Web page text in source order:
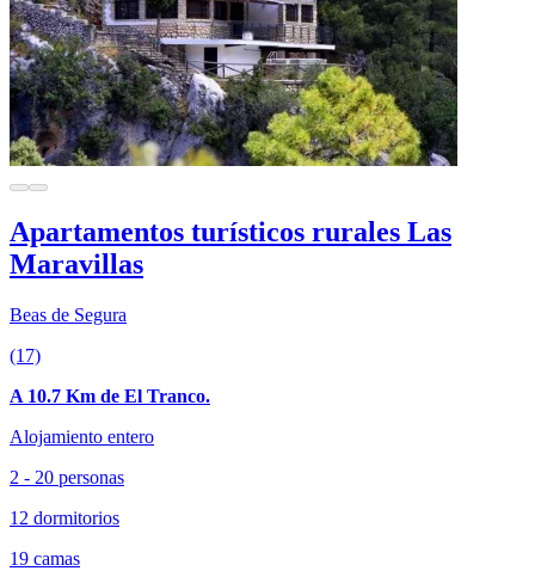
Apartamentos turísticos rurales Las
Maravillas
Beas de Segura
(17)
A 10.7 Km de El Tranco.
Alojamiento entero
2 - 20 personas
12 dormitorios
19 camas